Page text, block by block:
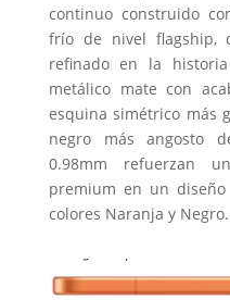
continuo construido
frío de nivel flagship,
refinado en la
metálico mate con
esquina simétrico más
negro más angosto
0.98mm refuerzan
premium en un
colores Naranja y Negro.